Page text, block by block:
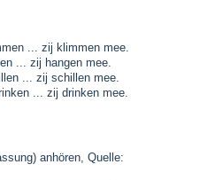
... zij klimmen mee.
... zij hangen mee.
... zij schillen mee.
... zij drinken mee.
anhören, Quelle: